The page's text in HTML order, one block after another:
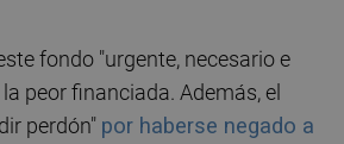
fondo "urgente, necesario e
peor financiada. Además, el
perdón" por haberse negado a